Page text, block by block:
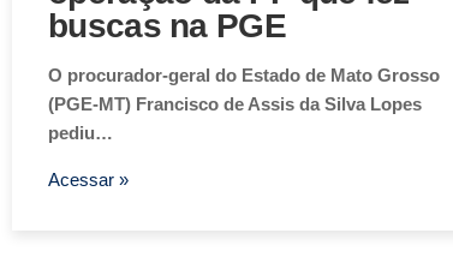
buscas na PGE
O procurador-geral do Estado de Mato Grosso
(PGE-MT) Francisco de Assis da Silva Lopes
pediu…
Acessar »